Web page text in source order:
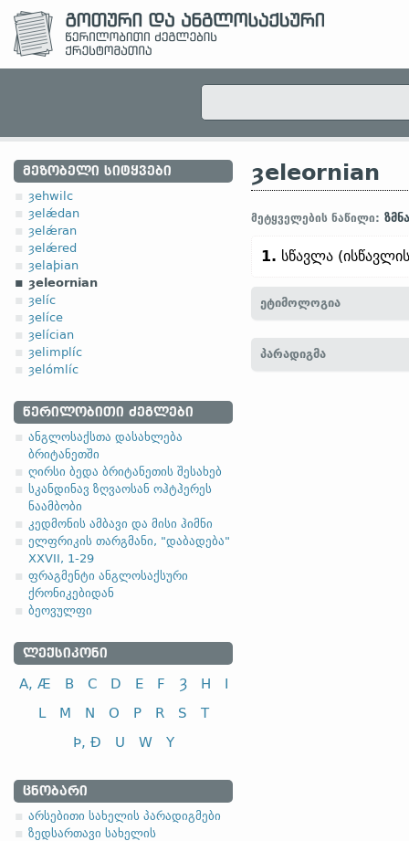
ᲛᲔᲖᲝᲑᲔᲚᲘ ᲡᲘᲢᲧᲕᲔᲑᲘ
ȝehwilc
ȝelǽdan
ȝelǽran
ȝelǽred
ȝelaþian
ȝeleornian
ȝelíc
ȝelíce
ȝelícian
ȝelimplíc
ȝelómlíc
ᲬᲔᲠᲘᲚᲝᲑᲘᲗᲘ ᲫᲔᲒᲚᲔᲑᲘ
ანგლოსაქსთა დასახლება
ბრიტანეთში
ღირსი ბედა ბრიტანეთის შესახებ
სკანდინავ ზღვაოსან ოჰტჰერეს
ნაამბობი
კედმონის ამბავი და მისი ჰიმნი
ელფრიკის თარგმანი, "დაბადება"
XXVII, 1-29
ფრაგმენტი ანგლოსაქსური
ქრონიკებიდან
ბეოვულფი
ᲚᲔᲥᲡᲘᲙᲝᲜᲘ
A, Æ B C D E F Ȝ H
I
L
M N O P R S
T
Þ, Ð
U W Y
ᲪᲜᲝᲑᲐᲠᲘ
არსებითი სახელის პარადიგმები
ზედსართავი სახელის
ȝeleornian
მეტყველების ნაწილი: ზმნა
1. სწავლა
ეტიმოლოგია
პარადიგმა